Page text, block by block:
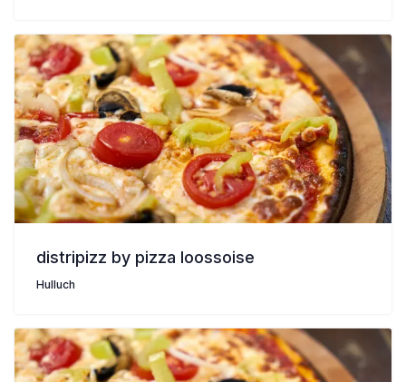
distripizz by pizza loossoise
Hulluch